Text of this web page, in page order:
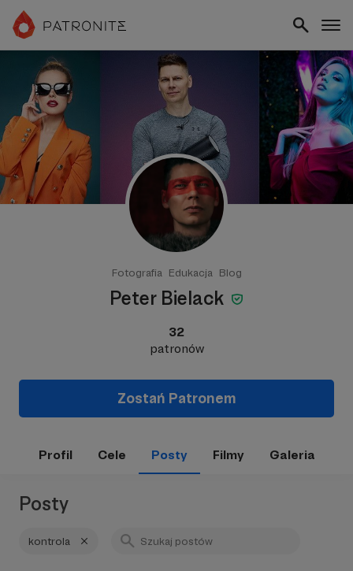
Fotografia Edukacja Blog
Peter Bielack
32
patronów
Zostań Patronem
Profil Cele Posty Filmy Galeria
Posty
kontrola